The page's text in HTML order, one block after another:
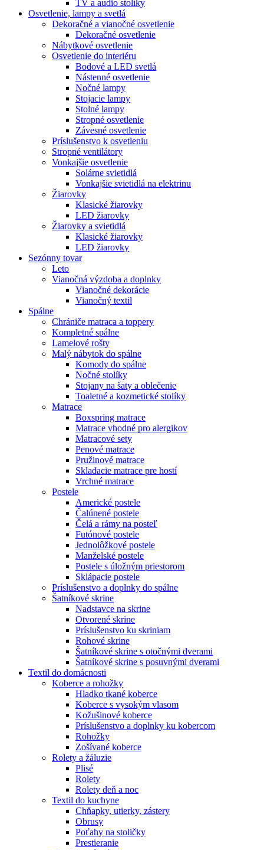
TV a audio stolíky
Osvetlenie, lampy a svetlá
Dekoračné a vianočné osvetlenie
Dekoračné osvetlenie
Nábytkové osvetlenie
Osvetlenie do interiéru
Bodové a LED svetlá
Nástenné osvetlenie
Nočné lampy
Stojacie lampy
Stolné lampy
Stropné osvetlenie
Závesné osvetlenie
Príslušenstvo k osvetleniu
Stropné ventilátory
Vonkajšie osvetlenie
Solárne svietidlá
Vonkajšie svietidlá na elektrinu
Žiarovky
Klasické žiarovky
LED žiarovky
Žiarovky a svietidlá
Klasické žiarovky
LED žiarovky
Sezónny tovar
Leto
Vianočná výzdoba a doplnky
Vianočné dekorácie
Vianočný textil
Spálne
Chrániče matraca a toppery
Kompletné spálne
Lamelové rošty
Malý nábytok do spálne
Komody do spálne
Nočné stolíky
Stojany na šaty a oblečenie
Toaletné a kozmetické stolíky
Matrace
Boxspring matrace
Matrace vhodné pro alergikov
Matracové sety
Penové matrace
Pružinové matrace
Skladacie matrace pre hostí
Vrchné matrace
Postele
Americké postele
Čalúnené postele
Čelá a rámy na posteľ
Futónové postele
Jednolôžkové postele
Manželské postele
Postele s úložným priestorom
Sklápacie postele
Príslušenstvo a doplnky do spálne
Šatníkové skrine
Nadstavce na skrine
Otvorené skrine
Príslušenstvo ku skriniam
Rohové skrine
Šatníkové skrine s otočnými dverami
Šatníkové skrine s posuvnými dverami
Textil do domácnosti
Koberce a rohožky
Hladko tkané koberce
Koberce s vysokým vlasom
Kožušinové koberce
Príslušenstvo a doplnky ku kobercom
Rohožky
Zošívané koberce
Rolety a žáluzie
Plisé
Rolety
Rolety deň a noc
Textil do kuchyne
Chňapky, utierky, zástery
Obrusy
Poťahy na stoličky
Prestieranie